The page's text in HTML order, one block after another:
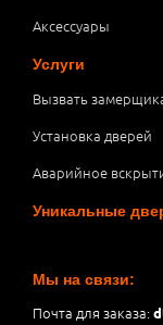
Аксессуары
Услуги
Вызвать
Установка дверей
Аварийное
Уникальные
Мы на связи:
Почта для заказа: